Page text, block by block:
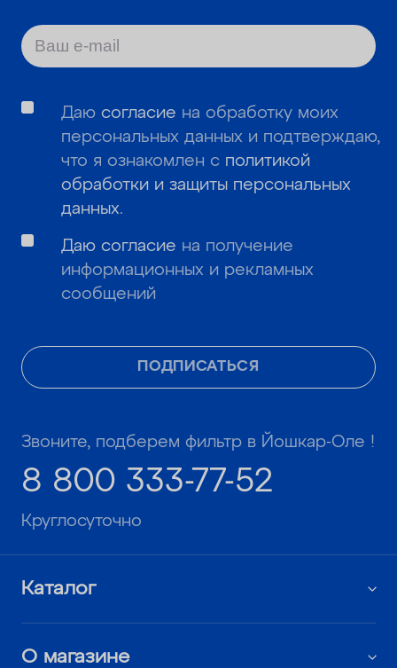
ПОДПИСАТЬСЯ
Даю согласие на обработку моих
персональных данных и подтверждаю,
что я ознакомлен с политикой
обработки и защиты персональных
данных.
Даю согласие на получение
информационных и рекламных
сообщений
Звоните, подберем фильтр в Йошкар-Оле !
8 800 333-77-52
Круглосуточно
Каталог
О магазине